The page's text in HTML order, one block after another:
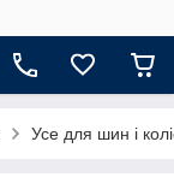
Усе для шин і